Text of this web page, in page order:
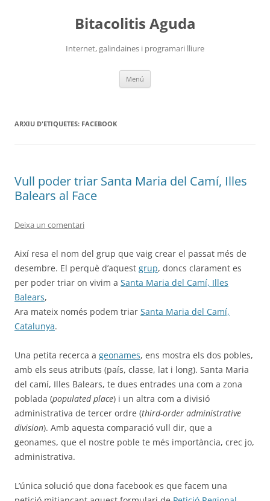
Bitacolitis Aguda
Internet, galindaines i programari lliure
Menú
ARXIU D'ETIQUETES: FACEBOOK
Vull poder triar Santa Maria del Camí, Illes
Balears al Face
Deixa un comentari
Així resa el nom del grup que vaig crear el passat més de
desembre. El perquè d’aquest grup, doncs clarament es
per poder triar on vivim a Santa Maria del Camí, Illes
Balears,
Ara mateix només podem triar Santa Maria del Camí,
Catalunya.
Una petita recerca a geonames, ens mostra els dos pobles,
amb els seus atributs (país, classe, lat i long). Santa Maria
del camí, Illes Balears, te dues entrades una com a zona
poblada (populated place) i un altra com a divisió
administrativa de tercer ordre (third-order administrative
division). Amb aquesta comparació vull dir, que a
geonames, que el nostre poble te més importància, crec jo,
administrativa.
L’única solució que dona facebook es que facem una